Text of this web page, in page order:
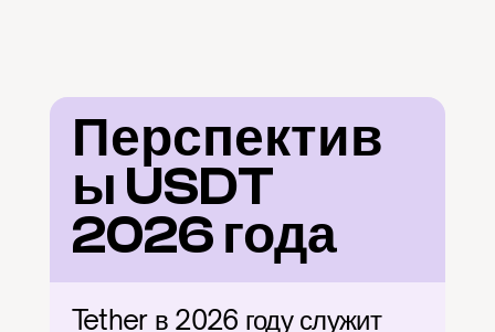
Перспектив
ы USDT
2026 года
Tether в 2026 году служит